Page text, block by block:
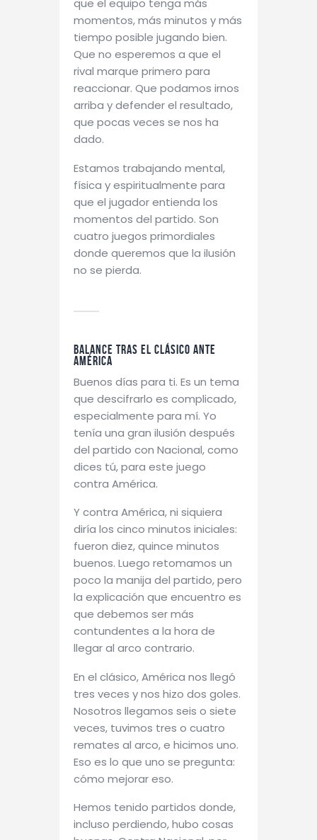
que el equipo tenga más
momentos, más minutos y más
tiempo posible jugando bien.
Que no esperemos a que el
rival marque primero para
reaccionar. Que podamos irnos
arriba y defender el resultado,
que pocas veces se nos ha
dado.
Estamos trabajando mental,
física y espiritualmente para
que el jugador entienda los
momentos del partido. Son
cuatro juegos primordiales
donde queremos que la ilusión
no se pierda.
Balance tras el clásico ante
América
Buenos días para ti. Es un tema
que descifrarlo es complicado,
especialmente para mí. Yo
tenía una gran ilusión después
del partido con Nacional, como
dices tú, para este juego
contra América.
Y contra América, ni siquiera
diría los cinco minutos iniciales:
fueron diez, quince minutos
buenos. Luego retomamos un
poco la manija del partido, pero
la explicación que encuentro es
que debemos ser más
contundentes a la hora de
llegar al arco contrario.
En el clásico, América nos llegó
tres veces y nos hizo dos goles.
Nosotros llegamos seis o siete
veces, tuvimos tres o cuatro
remates al arco, e hicimos uno.
Eso es lo que uno se pregunta:
cómo mejorar eso.
Hemos tenido partidos donde,
incluso perdiendo, hubo cosas